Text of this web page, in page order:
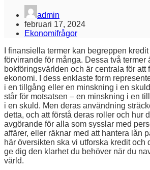
admin
februari 17, 2024
Ekonomifrågor
I finansiella termer kan begreppen
förvirrande för många. Dessa två termer
bokföringsvärlden och är centrala för att
ekonomi. I dess enklaste form
i en tillgång eller en minskning i en
står för motsatsen – en minskning i en
i en skuld. Men deras användning
detta, och att förstå deras roller och hur
avgörande för alla som sysslar med
affärer, eller räknar med att hantera lån
här översikten ska vi utforska kredit och
ge dig den klarhet du behöver när du
värld.